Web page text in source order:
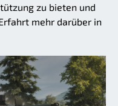
zu bieten und
mehr darüber in